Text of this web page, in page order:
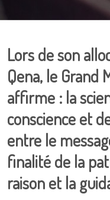
Lors de son
Qena, le Grand
affirme : la
conscience et
entre le
finalité de la
raison et la